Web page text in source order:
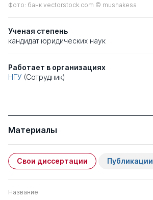
Фото: банк vectorstock.com © mushakesa
Ученая степень
кандидат юридических наук
Работает в организациях
НГУ (Сотрудник)
Материалы
Свои диссертации Публикации
Название